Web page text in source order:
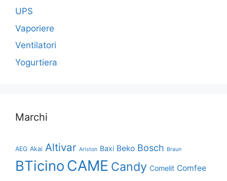
UPS
Vaporiere
Ventilatori
Yogurtiera
Marchi
AEG Akai Altivar Ariston Baxi Beko Bosch Braun
BTicino CAME Candy Comelit Comfee